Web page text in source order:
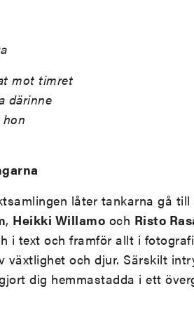
mot timret
därinne
låter tankarna gå
, Heikki Willamo och Risto
i text och framför allt i
växtlighet och djur. Särskilt
dig hemmastadda i ett